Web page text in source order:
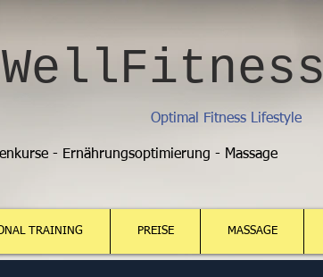
Optimal Fitness Lifestyle
- Ernährungsoptimierung - Massage
TRAINING PREISE MASSAGE